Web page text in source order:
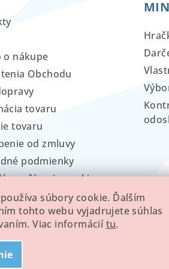
súbory cookie. Ďalším
tohto webu vyjadrujete súhlas
Viac informáciítu.
o nákupe
Obchodu
tovaru
tovaru
od zmluvy
podmienky
používania cookies